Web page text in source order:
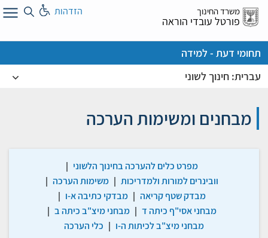
דלג
אל
משרד החינוך
פורטל עובדי הוראה
הזדהות
תחומי דעת - למידה
עברית: חינוך לשוני
מבחנים ומשימות הערכה
מפרט כלים להערכה בחינוך הלשוני |
וובינרים למורות ולמדריכות | משימות הערכה |
מבדק שטף קריאה | מבדקי כתיבה א-ו |
מבחני אסי"ף כיתה ד | מבחני מיצ"ב כיתה ב |
מבחני מיצ"ב לכיתות ה-ו | כלי הערכה